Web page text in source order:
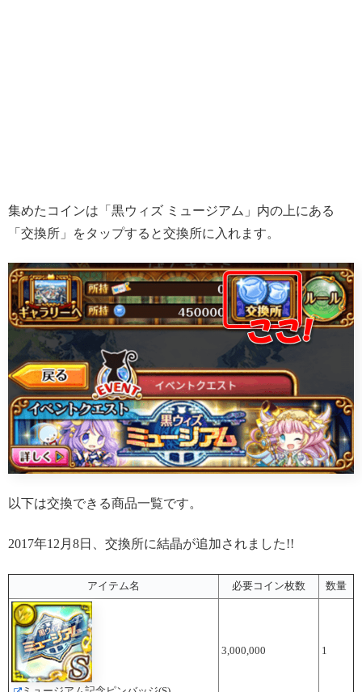
集めたコインは「黒ウィズ ミュージアム」内の上にある
「交換所」をタップすると交換所に入れます。
以下は交換できる商品一覧です。
2017年12月8日、交換所に結晶が追加されました!!
アイテム名 必要コイン枚数 数量
3,000,000 1